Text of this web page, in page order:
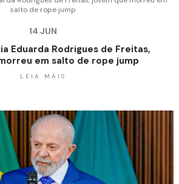
14 JUN
Eduarda Rodrigues de Freitas,
em salto de rope jump
LEIA MAIS